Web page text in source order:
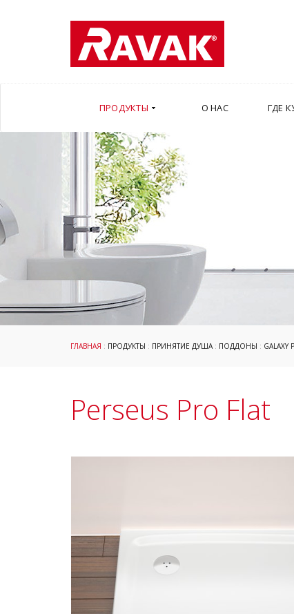
ПРОДУКТЫ О НАС ГДЕ
ГЛАВНАЯ : ПРОДУКТЫ : ПРИНЯТИЕ ДУША: ПОДДОНЫ : GALAXY
Perseus Pro Flat